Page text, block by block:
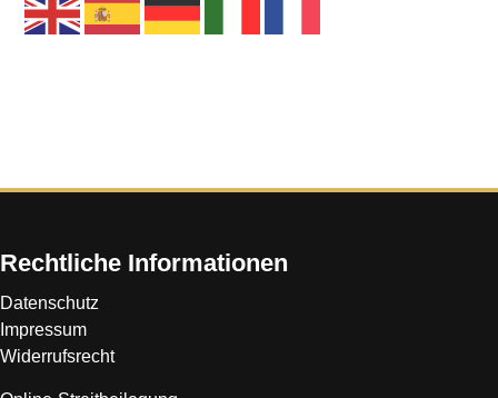
Rechtliche Informationen
Datenschutz
Impressum
Widerrufsrecht